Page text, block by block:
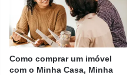
Como comprar um imóvel
com o Minha Casa, Minha